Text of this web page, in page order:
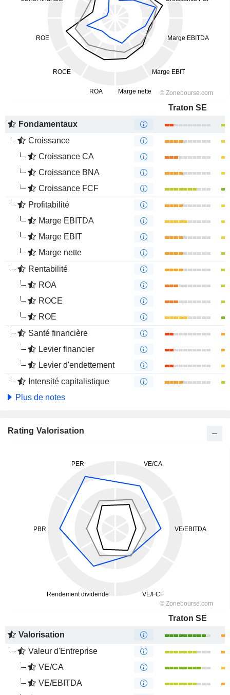
Traton SE
Fondamentaux
Croissance
Croissance CA
Croissance BNA
Croissance FCF
Profitabilité
Marge EBITDA
Marge EBIT
Marge nette
Rentabilité
ROA
ROCE
ROE
Santé financière
Levier financier
Levier d'endettement
Intensité capitalistique
Plus de notes
Rating Valorisation
Traton SE
Valorisation
Valeur d'Entreprise
VE/CA
VE/EBITDA